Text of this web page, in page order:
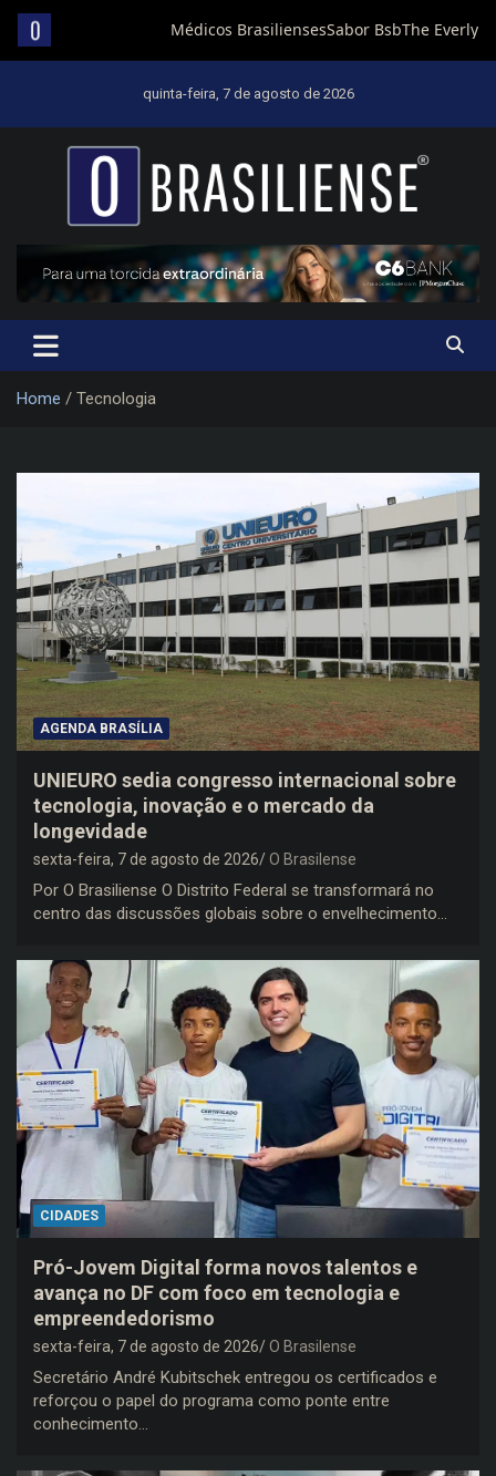
quinta-feira, 7 de agosto de 2026
Um diário de notícias que trabalha por Brasília
Home Tecnologia
AGENDA BRASÍLIA
UNIEURO sedia congresso internacional sobre
tecnologia, inovação e o mercado da
longevidade
sexta-feira, 7 de agosto de 2026 O Brasilense
Por O Brasiliense O Distrito Federal se transformará no
centro das discussões globais sobre o envelhecimento…
CIDADES
Pró-Jovem Digital forma novos talentos e
avança no DF com foco em tecnologia e
empreendedorismo
sexta-feira, 7 de agosto de 2026 O Brasilense
Secretário André Kubitschek entregou os certificados e
reforçou o papel do programa como ponte entre
conhecimento…